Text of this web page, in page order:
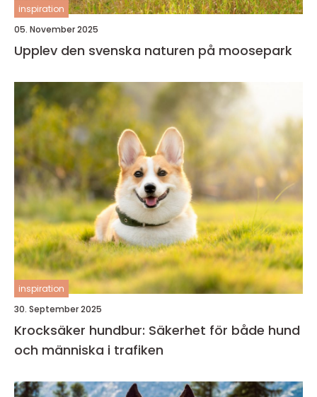
inspiration
05. November 2025
Upplev den svenska naturen på moosepark
inspiration
30. September 2025
Krocksäker hundbur: Säkerhet för både hund
och människa i trafiken